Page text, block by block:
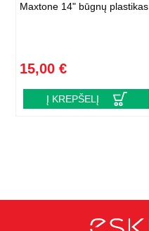
Maxtone 14" būgnų plastikas
15,00 €
Į KREPŠELĮ